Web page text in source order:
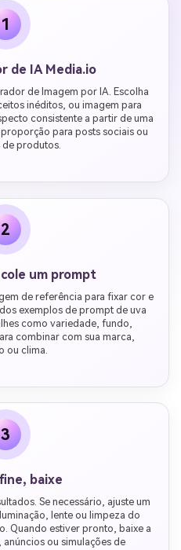
1
de IA Media.io
de Imagem por IA. Escolha
inéditos, ou imagem para
consistente a partir de uma
para posts sociais ou
de produtos.
2
um prompt
de referência para fixar cor e
exemplos de prompt de uva
como variedade, fundo,
combinar com sua marca,
ou clima.
3
baixe
Se necessário, ajuste um
lente ou limpeza do
Quando estiver pronto, baixe a
ou simulações de